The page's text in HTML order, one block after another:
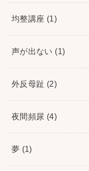
均整講座 (1)
声が出ない (1)
外反母趾 (2)
夜間頻尿 (4)
夢 (1)